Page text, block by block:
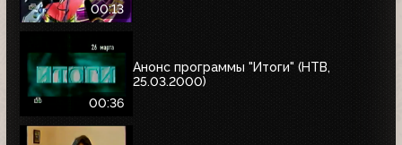
00:13
00:36
Анонс программы "Итоги" (НТВ,
25.03.2000)